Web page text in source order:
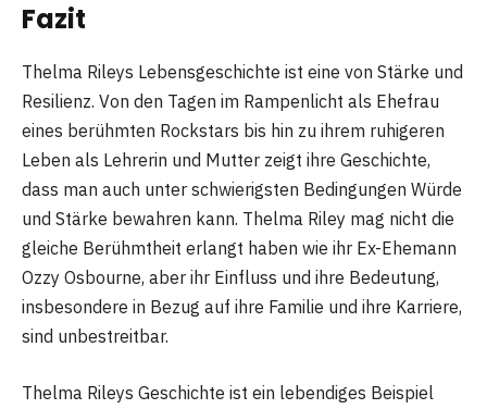
Fazit
Thelma Rileys Lebensgeschichte ist eine von Stärke und
Resilienz. Von den Tagen im Rampenlicht als Ehefrau
eines berühmten Rockstars bis hin zu ihrem ruhigeren
Leben als Lehrerin und Mutter zeigt ihre Geschichte,
dass man auch unter schwierigsten Bedingungen Würde
und Stärke bewahren kann. Thelma Riley mag nicht die
gleiche Berühmtheit erlangt haben wie ihr Ex-Ehemann
Ozzy Osbourne, aber ihr Einfluss und ihre Bedeutung,
insbesondere in Bezug auf ihre Familie und ihre Karriere,
sind unbestreitbar.
Thelma Rileys Geschichte ist ein lebendiges Beispiel